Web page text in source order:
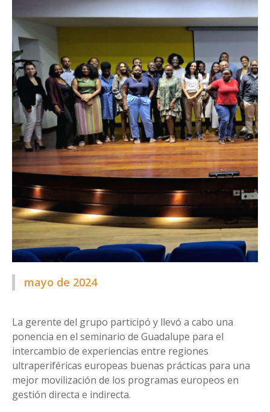
mayo de 2024
La gerente del grupo participó y llevó a cabo una
ponencia en el seminario de Guadalupe para el
intercambio de experiencias entre regiones
ultraperiféricas europeas buenas prácticas para una
mejor movilización de los programas europeos en
gestión directa e indirecta.